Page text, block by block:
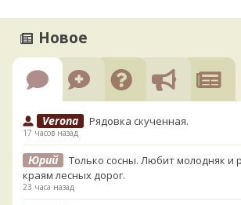
Новое
Verona Рядовка скученная.
17 часов назад
Юрий
Только сосны. Любит молодняк и
краям лесных дорог.
23 часа назад